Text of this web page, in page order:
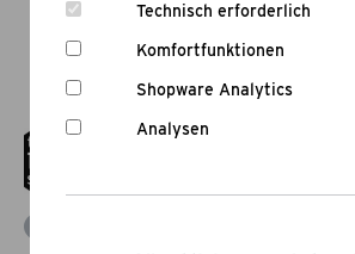
Technisch erforderlich
Komfortfunktionen
Shopware Analytics
Analysen